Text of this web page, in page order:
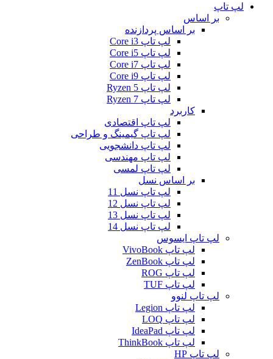
لپ تاپ
بر اساس
بر اساس پردازنده
لپ تاپ Core i3
لپ تاپ Core i5
لپ تاپ Core i7
لپ تاپ Core i9
لپ تاپ Ryzen 5
لپ تاپ Ryzen 7
کاربرد
لپ تاپ اقتصادی
لپ تاپ گیمینگ و طراحی
لپ تاپ دانشجویی
لپ تاپ مهندسی
لپ تاپ لمسی
بر اساس نسل
لپ تاپ نسل 11
لپ تاپ نسل 12
لپ تاپ نسل 13
لپ تاپ نسل 14
لپ تاپ ایسوس
لپ تاپ VivoBook
لپ تاپ ZenBook
لپ تاپ ROG
لپ تاپ TUF
لپ تاپ لنوو
لپ تاپ Legion
لپ تاپ LOQ
لپ تاپ IdeaPad
لپ تاپ ThinkBook
لپ تاپ HP